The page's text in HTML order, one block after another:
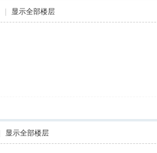
显示全部楼层
显示全部楼层